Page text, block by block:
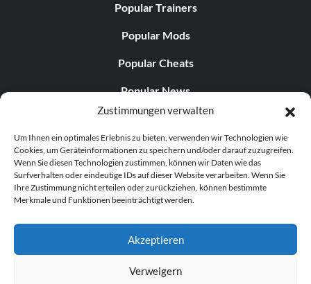
Zustimmungen verwalten
Um Ihnen ein optimales Erlebnis zu bieten, verwenden wir Technologien wie
Cookies, um Geräteinformationen zu speichern und/oder darauf zuzugreifen.
Wenn Sie diesen Technologien zustimmen, können wir Daten wie das
Surfverhalten oder eindeutige IDs auf dieser Website verarbeiten. Wenn Sie
Ihre Zustimmung nicht erteilen oder zurückziehen, können bestimmte
Merkmale und Funktionen beeinträchtigt werden.
Akzeptieren
Verweigern
Popular Trainers
Popular Mods
Popular Cheats
Popular News
Popular Editorials
Popular Free Games
LATEST UPDATES